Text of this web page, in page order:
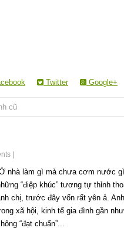
Twitter Google+
cũ
|
nhà làm gì mà chưa cơm nước
“điệp khúc” tương tự thỉnh
chị, trước đây vốn rất yên ả.
xã hội, kinh tế gia đình gần
“đạt chuẩn”...